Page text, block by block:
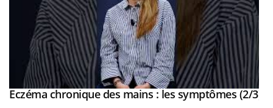
Youtube
Eczéma chronique des mains : les symptômes (2/3)